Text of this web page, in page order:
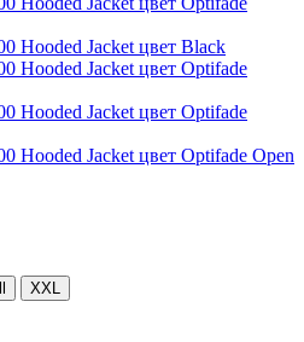
XXL